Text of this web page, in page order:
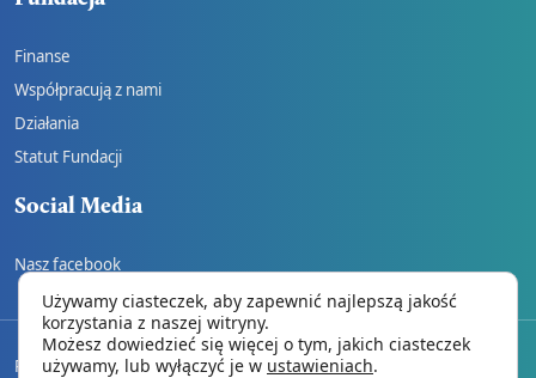
Finanse
Współpracują z nami
Działania
Statut Fundacji
Social Media
Nasz facebook
REGULAMIN
Używamy ciasteczek, aby zapewnić najlepszą jakość
korzystania z naszej witryny.
Możesz dowiedzieć się więcej o tym, jakich ciasteczek
używamy, lub wyłączyć je w ustawieniach.